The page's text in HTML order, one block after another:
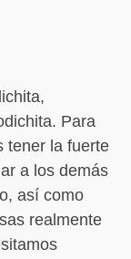
Para
tener la fuerte
a los demás
así como
realmente